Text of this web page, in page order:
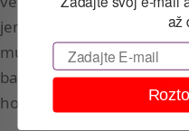
jemnosťou a subtílnym
museli vyprázdniť
balíčky
? Cenovo
hodnotne.
až
Email